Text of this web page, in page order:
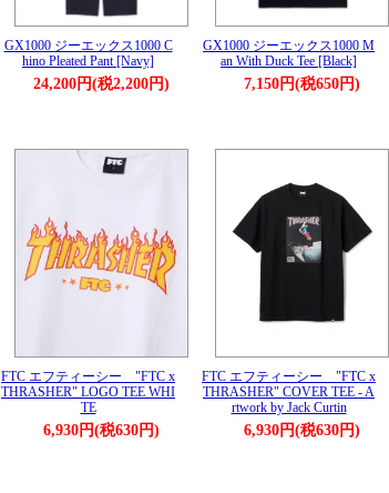
GX1000 ジーエックス1000 C
hino Pleated Pant [Navy]
24,200円(税2,200円)
GX1000 ジーエックス1000 M
an With Duck Tee [Black]
7,150円(税650円)
FTC エフティーシー "FTC x
THRASHER" LOGO TEE WHI
TE
6,930円(税630円)
FTC エフティーシー "FTC x
THRASHER" COVER TEE - A
rtwork by Jack Curtin
6,930円(税630円)